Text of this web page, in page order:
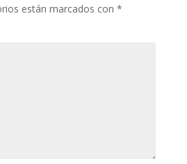
están marcados con *